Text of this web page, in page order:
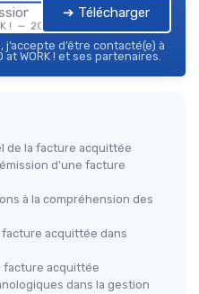
! — 2026
➔ Télécharger
d’être contacté(e) à
WORK ! et ses partenaires.
de la facture acquittée
d'une facture
à la compréhension des
facture acquittée dans
facture acquittée
dans la gestion